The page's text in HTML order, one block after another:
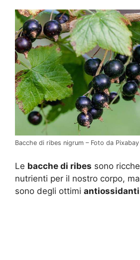
Bacche di ribes nigrum – Foto da Pixabay
Le bacche di ribes sono
nutrienti per il nostro corpo,
sono degli ottimi